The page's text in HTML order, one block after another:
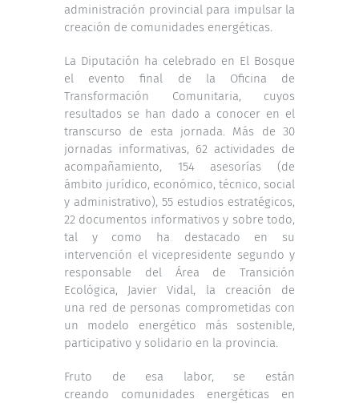
administración provincial para impulsar la
creación de comunidades energéticas.
La Diputación ha celebrado en El Bosque
el evento final de la Oficina de
Transformación Comunitaria, cuyos
resultados se han dado a conocer en el
transcurso de esta jornada. Más de 30
jornadas informativas, 62 actividades de
acompañamiento, 154 asesorías (de
ámbito jurídico, económico, técnico, social
y administrativo), 55 estudios estratégicos,
22 documentos informativos y sobre todo,
tal y como ha destacado en su
intervención el vicepresidente segundo y
responsable del Área de Transición
Ecológica, Javier Vidal, la creación de
una red de personas comprometidas con
un modelo energético más sostenible,
participativo y solidario en la provincia.
Fruto de esa labor, se están
creando comunidades energéticas en